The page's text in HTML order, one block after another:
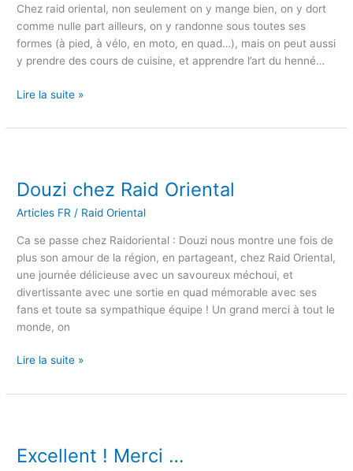
Chez raid oriental, non seulement on y mange bien, on y dort
comme nulle part ailleurs, on y randonne sous toutes ses
formes (à pied, à vélo, en moto, en quad…), mais on peut aussi
y prendre des cours de cuisine, et apprendre l’art du henné…
Lire la suite »
Douzi chez Raid Oriental
Articles FR / Raid Oriental
Ca se passe chez Raidoriental : Douzi nous montre une fois de
plus son amour de la région, en partageant, chez Raid Oriental,
une journée délicieuse avec un savoureux méchoui, et
divertissante avec une sortie en quad mémorable avec ses
fans et toute sa sympathique équipe ! Un grand merci à tout le
monde, on
Raid
Lire la suite »
Excellent ! Merci …
Merci